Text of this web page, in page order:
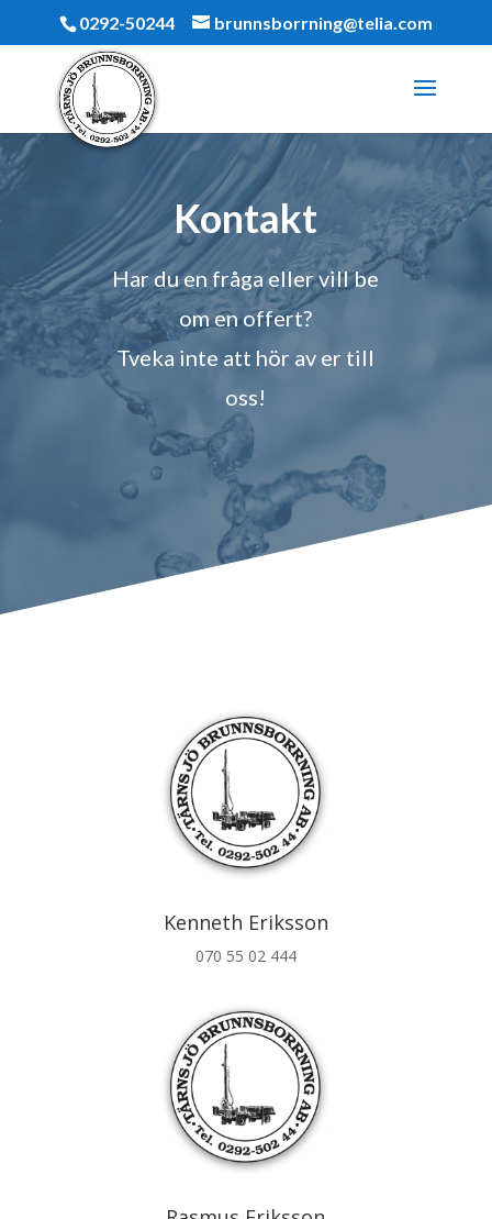
0292-50244 brunnsborrning@telia.com
Kontakt
Har du en fråga eller vill be
om en offert?
Tveka inte att hör av er till
oss!
Kenneth Eriksson
070 55 02 444